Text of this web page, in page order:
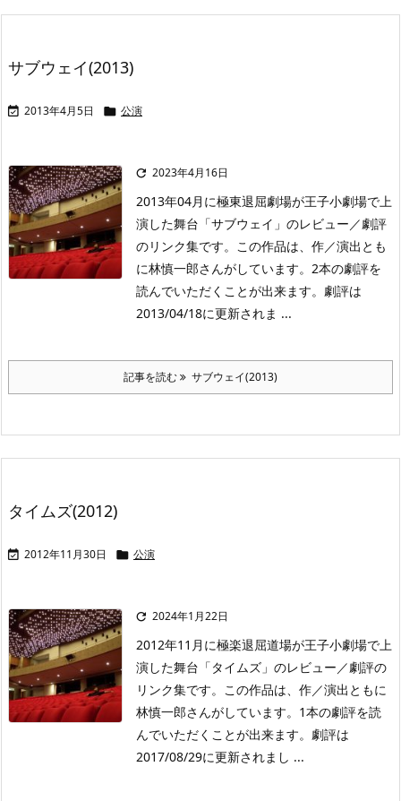
サブウェイ(2013)
 2013年4月5日  公演
 2023年4月16日
2013年04月に極東退屈劇場が王子小劇場で上
演した舞台「サブウェイ」のレビュー／劇評
のリンク集です。この作品は、作／演出とも
に林慎一郎さんがしています。2本の劇評を
読んでいただくことが出来ます。劇評は
2013/04/18に更新されま ...
記事を読む サブウェイ(2013)
タイムズ(2012)
 2012年11月30日  公演
 2024年1月22日
2012年11月に極楽退屈道場が王子小劇場で上
演した舞台「タイムズ」のレビュー／劇評の
リンク集です。この作品は、作／演出ともに
林慎一郎さんがしています。1本の劇評を読
んでいただくことが出来ます。劇評は
2017/08/29に更新されまし ...